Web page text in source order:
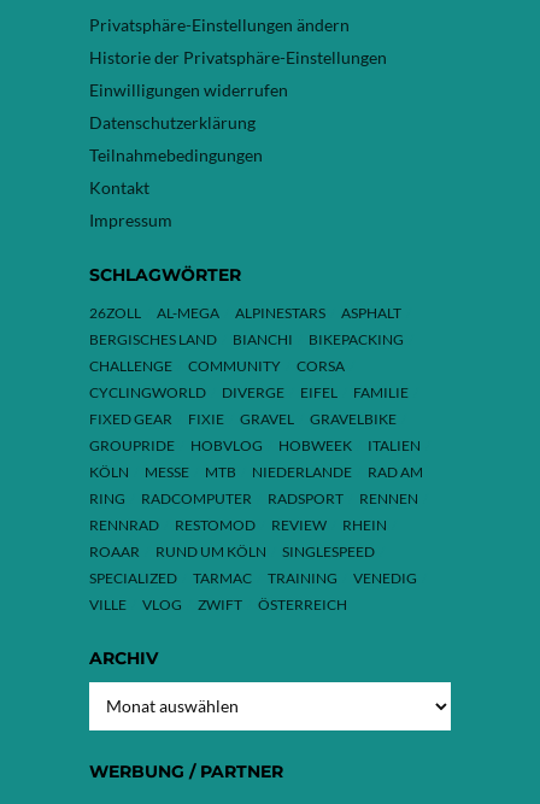
Privatsphäre-Einstellungen ändern
Historie der Privatsphäre-Einstellungen
Einwilligungen widerrufen
Datenschutzerklärung
Teilnahmebedingungen
Kontakt
Impressum
SCHLAGWÖRTER
26ZOLL AL-MEGA ALPINESTARS
ASPHALT
BERGISCHES LAND
BIANCHI
BIKEPACKING
CHALLENGE
COMMUNITY
CORSA
CYCLINGWORLD
DIVERGE EIFEL
FAMILIE
FIXED GEAR
FIXIE GRAVEL
GRAVELBIKE
GROUPRIDE
HOBVLOG HOBWEEK
ITALIEN
KÖLN
MESSE MTB NIEDERLANDE
RAD AM
RING
RADCOMPUTER RADSPORT
RENNEN
RENNRAD
RESTOMOD REVIEW
RHEIN
ROAAR
RUND UM KÖLN
SINGLESPEED
SPECIALIZED
TARMAC TRAINING
VENEDIG
VILLE
VLOG ZWIFT ÖSTERREICH
ARCHIV
WERBUNG / PARTNER